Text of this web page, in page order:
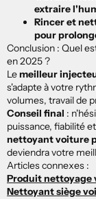
extraire
Rincer et
pour
Conclusion : Quel
en 2025 ?
Lemeilleur
s'adapte à votre
volumes, travail de
Conseil final :
puissance, fiabilité
nettoyant voiture
deviendra votre
Articles connexes :
Produit nettoyage
Nettoyant siège